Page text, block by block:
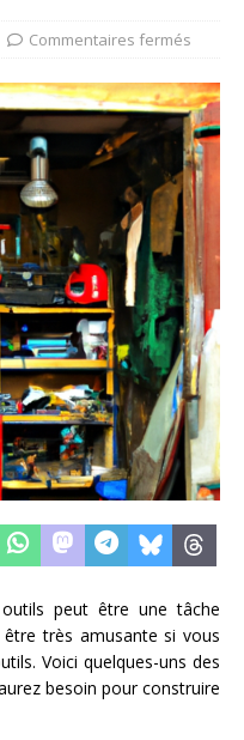
Commentaires fermés
peut être une tâche
très amusante si vous
Voici quelques-uns des
besoin pour construire